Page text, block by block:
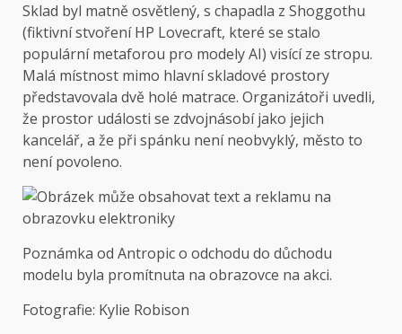
Sklad byl matně osvětlený, s chapadla z Shoggothu
(fiktivní stvoření HP Lovecraft, které se stalo
populární metaforou pro modely AI) visící ze stropu.
Malá místnost mimo hlavní skladové prostory
představovala dvě holé matrace. Organizátoři uvedli,
že prostor události se zdvojnásobí jako jejich
kancelář, a že při spánku není neobvyklý, město to
není povoleno.
Poznámka od Antropic o odchodu do důchodu
modelu byla promítnuta na obrazovce na akci.
Fotografie: Kylie Robison